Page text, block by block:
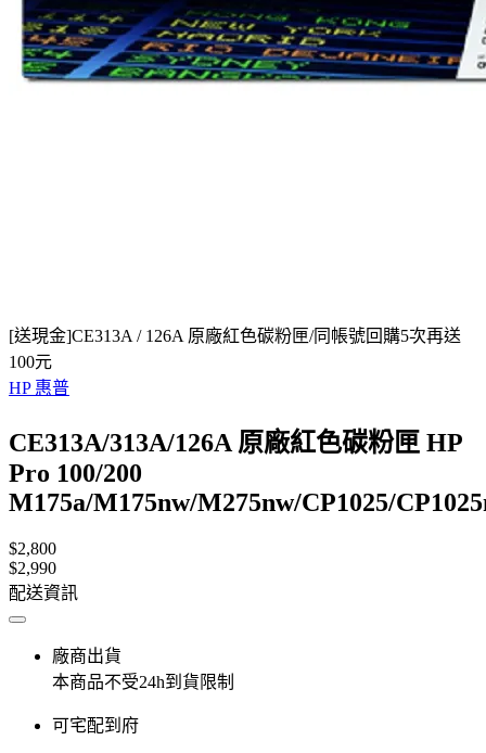
[送現金]CE313A / 126A 原廠紅色碳粉匣/同帳號回購5次再送
100元
HP 惠普
CE313A/313A/126A 原廠紅色碳粉匣 HP
Pro 100/200
M175a/M175nw/M275nw/CP1025/
$2,800
$2,990
配送資訊
廠商出貨
本商品不受24h到貨限制
可宅配到府